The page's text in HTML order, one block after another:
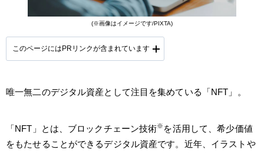
(※画像はイメージです/PIXTA)
このページにはPRリンクが含まれています
唯一無二のデジタル資産として注目を集めている「NFT」。
「NFT」とは、ブロックチェーン技術※ を活用して、希少価値
をもたせることができるデジタル資産です。近年、イラストや